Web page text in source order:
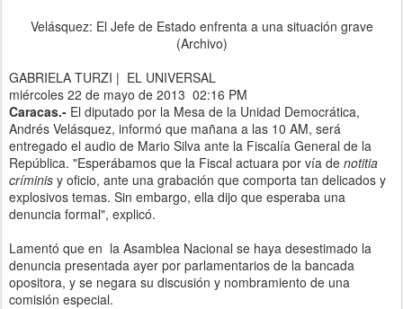
Velásquez: El Jefe de Estado enfrenta a una situación grave
(Archivo)
GABRIELA TURZI | EL UNIVERSAL
miércoles 22 de mayo de 2013 02:16 PM
Caracas.- El diputado por la Mesa de la Unidad Democrática,
Andrés Velásquez, informó que mañana a las 10 AM, será
entregado el audio de Mario Silva ante la Fiscalía General de la
República. "Esperábamos que la Fiscal actuara por vía de notitia
críminis y oficio, ante una grabación que comporta tan delicados y
explosivos temas. Sin embargo, ella dijo que esperaba una
denuncia formal", explicó.
Lamentó que en la Asamblea Nacional se haya desestimado la
denuncia presentada ayer por parlamentarios de la bancada
opositora, y se negara su discusión y nombramiento de una
comisión especial.